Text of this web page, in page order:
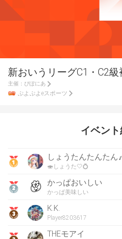
新おいうリーグC1・C2
主催： ぴぽにあ
ぷよぷよeスポーツ
イベン
しょうたんたんたん
🍣しょうた🤍💍
かっぱおいしい
かっぱ美味しい
K.K.
Player8203617
THEモアイ